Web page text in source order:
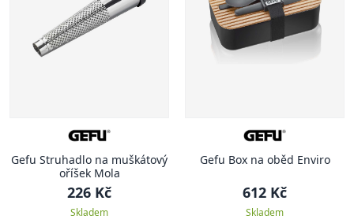
Gefu Struhadlo na muškátový
oříšek Mola
226 Kč
Skladem
Gefu Box na oběd Enviro
612 Kč
Skladem